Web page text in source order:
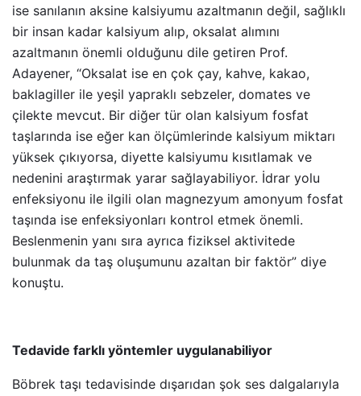
ise sanılanın aksine kalsiyumu azaltmanın değil, sağlıklı
bir insan kadar kalsiyum alıp, oksalat alımını
azaltmanın önemli olduğunu dile getiren Prof.
Adayener, “Oksalat ise en çok çay, kahve, kakao,
baklagiller ile yeşil yapraklı sebzeler, domates ve
çilekte mevcut. Bir diğer tür olan kalsiyum fosfat
taşlarında ise eğer kan ölçümlerinde kalsiyum miktarı
yüksek çıkıyorsa, diyette kalsiyumu kısıtlamak ve
nedenini araştırmak yarar sağlayabiliyor. İdrar yolu
enfeksiyonu ile ilgili olan magnezyum amonyum fosfat
taşında ise enfeksiyonları kontrol etmek önemli.
Beslenmenin yanı sıra ayrıca fiziksel aktivitede
bulunmak da taş oluşumunu azaltan bir faktör” diye
konuştu.
Tedavide farklı yöntemler uygulanabiliyor
Böbrek taşı tedavisinde dışarıdan şok ses dalgalarıyla